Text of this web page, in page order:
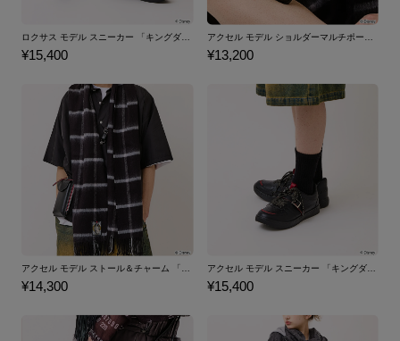
¥15,400 ¥13,200
¥14,300
アクセル モデル スニーカー 「キングダム ハーツ」シリーズ
¥15,400